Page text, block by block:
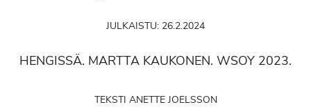
JULKAISTU: 26.2.2024
HENGISSÄ. MARTTA KAUKONEN. WSOY 2023.
TEKSTI ANETTE JOELSSON